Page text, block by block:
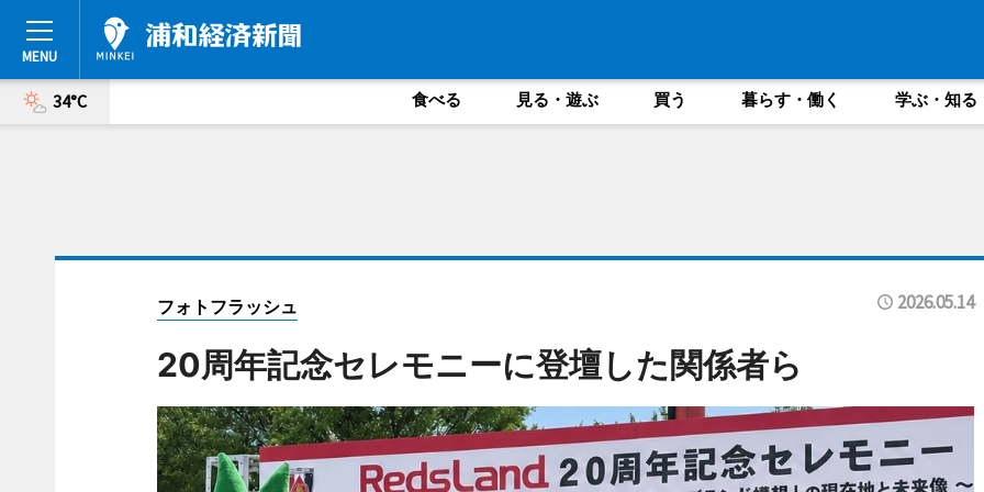
34°C 食べる 見る・遊ぶ 買う 暮らす・働く 学ぶ・知る
フォトフラッシュ 2026.05.14
20周年記念セレモニーに登壇した関係者ら